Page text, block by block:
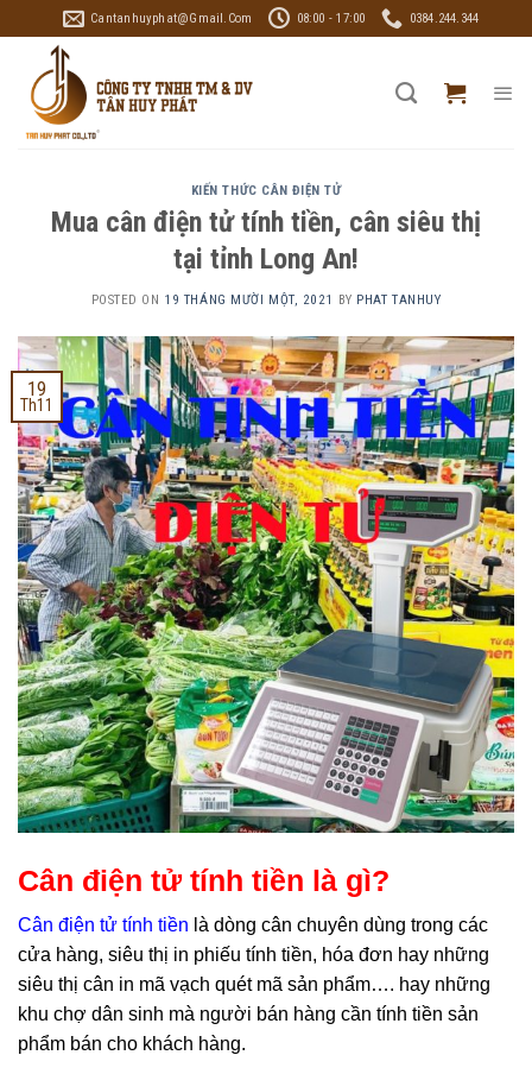
to
content
Cantanhuyphat@gmail.com 08:00 - 17:00 0384.244.344
KIẾN THỨC CÂN ĐIỆN TỬ
Mua cân điện tử tính tiền, cân siêu thị
tại tỉnh Long An!
POSTED ON 19 THÁNG MƯỜI MỘT, 2021 BY PHAT TANHUY
19
Th11
Cân điện tử tính tiền là gì?
Cân điện tử tính tiền là dòng cân chuyên dùng trong các
cửa hàng, siêu thị in phiếu tính tiền, hóa đơn hay những
siêu thị cân in mã vạch quét mã sản phẩm…. hay những
khu chợ dân sinh mà người bán hàng cần tính tiền sản
phẩm bán cho khách hàng.